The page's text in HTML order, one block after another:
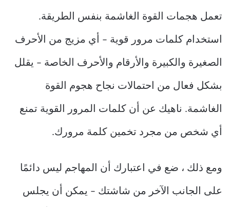
تعمل هجمات القوة الغاشمة بنفس الطريقة.
استخدام كلمات مرور قوية – أي مزيج من الأحرف
الصغيرة والكبيرة والأرقام والأحرف الخاصة – يقلل
بشكل فعال من احتمالات نجاح هجوم القوة
الغاشمة. ناهيك عن أن كلمات المرور القوية تمنع
أي شخص من مجرد تخمين كلمة مرورك.
ومع ذلك ، ضع في اعتبارك أن المهاجم ليس دائمًا
على الجانب الآخر من شاشتك – يمكن أن يجلس